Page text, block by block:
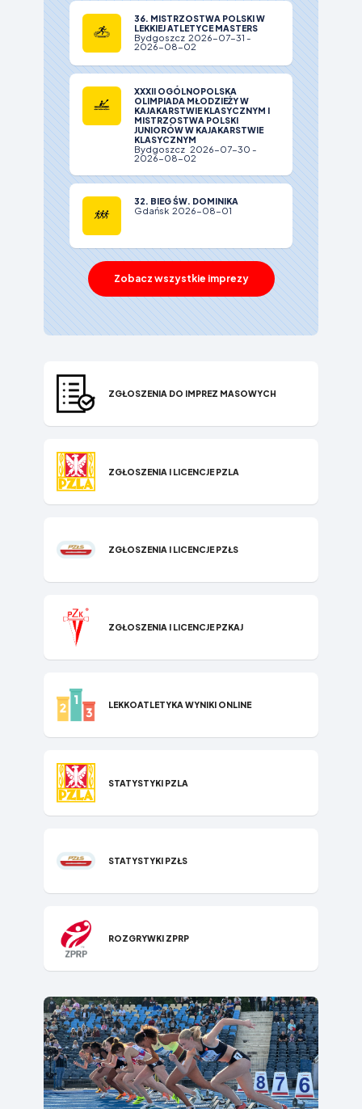
36. MISTRZOSTWA POLSKI W
LEKKIEJ ATLETYCE MASTERS
Bydgoszcz 2026-07-31 -
2026-08-02
XXXII OGÓLNOPOLSKA
OLIMPIADA MŁODZIEŻY W
KAJAKARSTWIE KLASYCZNYM I
MISTRZOSTWA POLSKI
JUNIORÓW W KAJAKARSTWIE
KLASYCZNYM
Bydgoszcz 2026-07-30 -
2026-08-02
32. BIEG ŚW. DOMINIKA
Gdańsk 2026-08-01
Zobacz wszystkie imprezy
ZGŁOSZENIA DO IMPREZ MASOWYCH
ZGŁOSZENIA I LICENCJE PZLA
ZGŁOSZENIA I LICENCJE PZŁS
ZGŁOSZENIA I LICENCJE PZKAJ
LEKKOATLETYKA WYNIKI ONLINE
STATYSTYKI P​ZLA
STATYSTYKI PZŁS
ROZGRYWKI ZPRP